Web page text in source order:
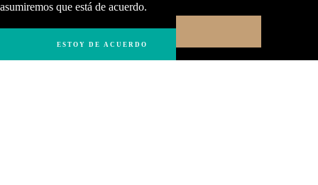
asumiremos que está de acuerdo.
ESTOY DE ACUERDO